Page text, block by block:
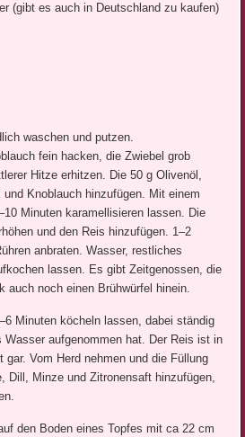
(gibt es auch in Deutschland zu kaufen)
waschen und putzen.
fein hacken, die Zwiebel grob
Hitze erhitzen. Die 50 g Olivenöl,
und Knoblauch hinzufügen. Mit einem
Minuten karamellisieren lassen. Die
und den Reis hinzufügen. 1–2
anbraten. Wasser, restliches
lassen. Es gibt Zeitgenossen, die
auch noch einen Brühwürfel hinein.
Minuten köcheln lassen, dabei ständig
Wasser aufgenommen hat. Der Reis ist in
Vom Herd nehmen und die Füllung
Dill, Minze und Zitronensaft hinzufügen,
den Boden eines Topfes mit ca 22 cm